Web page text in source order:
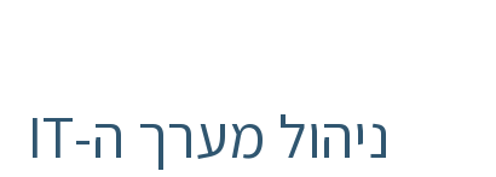
ניהול מערך ה-IT